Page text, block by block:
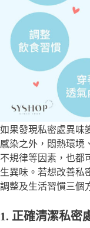
如果發現私密處異味
感染之外，悶熱環境
不規律等因素，也都
生異味。若想改善私
調整及生活習慣三個
1. 正確清潔私密